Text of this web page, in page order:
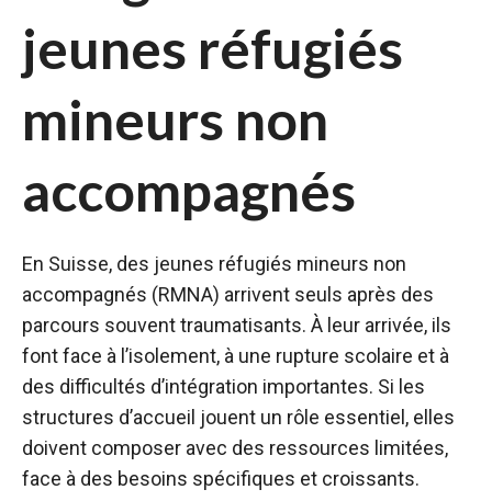
jeunes réfugiés
mineurs non
accompagnés
En Suisse, des jeunes réfugiés mineurs non
accompagnés (RMNA) arrivent seuls après des
parcours souvent traumatisants. À leur arrivée, ils
font face à l’isolement, à une rupture scolaire et à
des difficultés d’intégration importantes. Si les
structures d’accueil jouent un rôle essentiel, elles
doivent composer avec des ressources limitées,
face à des besoins spécifiques et croissants.